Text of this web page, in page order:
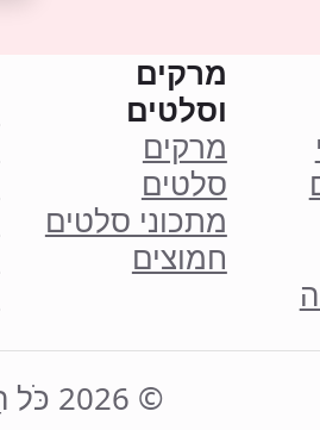
מרקים
וסלטים
מרקים
סלטים
מתכוני סלטים
חמוצים
© 2026 כֹּל הַזְכוּיוֹת שְׁמוּרוֹת